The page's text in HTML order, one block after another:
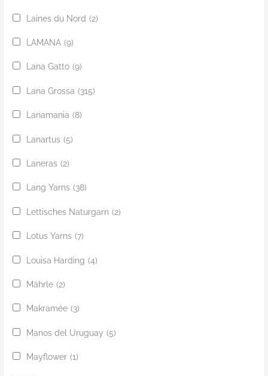
Laines du Nord (2)
LAMANA (9)
Lana Gatto (9)
Lana Grossa (315)
Lanamania (8)
Lanartus (5)
Laneras (2)
Lang Yarns (38)
Lettisches Naturgarn (2)
Lotus Yarns (7)
Louisa Harding (4)
Mährle (2)
Makramée (3)
Manos del Uruguay (5)
Mayflower (1)